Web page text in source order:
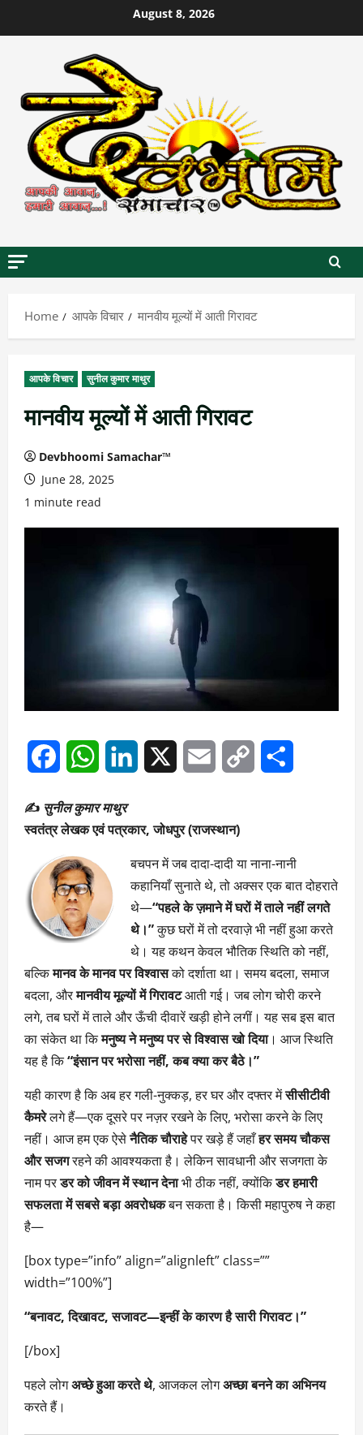
to
August 8, 2026
Home आपके विचार मानवीय मूल्यों में आती गिरावट
आपके विचार सुनील कुमार माथुर
मानवीय मूल्यों में आती गिरावट
Devbhoomi Samachar™
June 28, 2025
1 minute read
FacebookWhatsAppLinkedIn Email
Copy
✍️ सुनील कुमार माथुर
स्वतंत्र लेखक एवं पत्रकार, जोधपुर (राजस्थान)
बचपन में जब दादा-दादी या नाना-नानी
कहानियाँ सुनाते थे, तो अक्सर एक बात दोहराते
थे—“पहले के ज़माने में घरों में ताले नहीं लगते
थे।”कुछ घरों में तो दरवाज़े भी नहीं हुआ करते
थे। यह कथन केवल भौतिक स्थिति को नहीं,
बल्किमानव के मानव पर विश्वासको दर्शाता था। समय बदला, समाज
बदला, औरमानवीय मूल्यों में गिरावटआती गई। जब लोग चोरी करने
लगे, तब घरों में ताले और ऊँची दीवारें खड़ी होने लगीं। यह सब इस बात
का संकेत था किमनुष्य ने मनुष्य पर से विश्वास खो दिया। आज स्थिति
यह है कि“इंसान पर भरोसा नहीं, कब क्या कर बैठे।”
यही कारण है कि अब हर गली-नुक्कड़, हर घर और दफ्तर मेंसीसीटीवी
कैमरेलगे हैं—एक दूसरे पर नज़र रखने के लिए, भरोसा करने के लिए
नहीं। आज हम एक ऐसेनैतिक चौराहेपर खड़े हैं जहाँहर समय चौकस
और सजगरहने की आवश्यकता है। लेकिन सावधानी और सजगता के
नाम परडर को जीवन में स्थान देनाभी ठीक नहीं, क्योंकिडर हमारी
सफलता में सबसे बड़ा अवरोधकबन सकता है। किसी महापुरुष ने कहा
है—
[box type=”info” align=”alignleft” class=””
width=”100%”]
“बनावट, दिखावट, सजावट—इन्हीं के कारण है सारी गिरावट।”
[/box]
पहले लोगअच्छे हुआ करते थे, आजकल लोगअच्छा बनने का अभिनय
करते हैं।